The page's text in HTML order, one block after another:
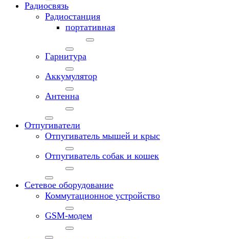
Радиосвязь
Радиостанция
портативная
Гарнитура
Аккумулятор
Антенна
Отпугиватели
Отпугиватель мышей и крыс
Отпугиватель собак и кошек
Сетевое оборудование
Коммутационное устройство
GSM-модем